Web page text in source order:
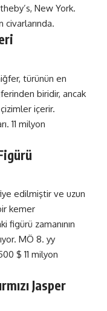
New York.
türünün en
biridir, ancak
içerir.
11 milyon
edilmiştir ve uzun
kemer
figürü zamanının
MÖ 8. yy
$ 11 milyon
Jasper